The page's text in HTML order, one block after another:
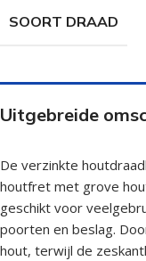
SOORT DRAAD
Uitgebreide
De verzinkte
houtfret met grove
geschikt voor
poorten en beslag.
hout, terwijl de